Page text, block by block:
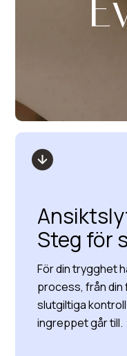
Steg för
För din trygghet
process, från din
slutgiltiga
ingreppet går till.